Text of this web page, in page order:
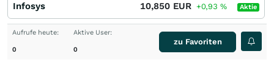
Infosys 10,850 EUR +0,93 % Aktie
Aufrufe heute:
0
Aktive User:
0
zu Favoriten